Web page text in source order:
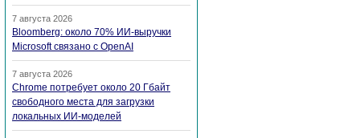
7 августа 2026
Bloomberg: около 70% ИИ-выручки
Microsoft связано с OpenAI
7 августа 2026
Chrome потребует около 20 Гбайт
свободного места для загрузки
локальных ИИ-моделей